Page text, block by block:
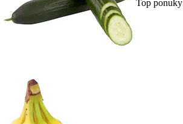
Top ponuky